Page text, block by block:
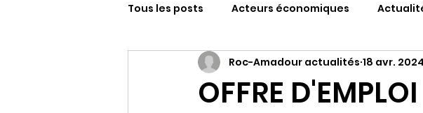
Tous les posts Acteurs économiques
Sanctuaire N-D de Roc-Amadour Côté Rocher
OFFRE D'EMPLOI
Roc-Amadour actualités 18 avr. 2024